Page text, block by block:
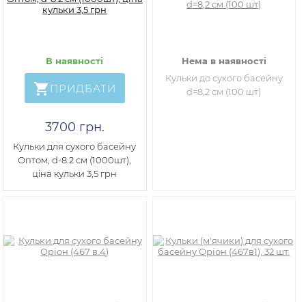
В наявності
ПРИДБАТИ
3700 грн.
Кульки для сухого басейну
Оптом, d-8.2 см (1000шт),
ціна кульки 3,5 грн
Нема в наявності
Кульки до сухого басейну
d=8,2 см (100 шт)